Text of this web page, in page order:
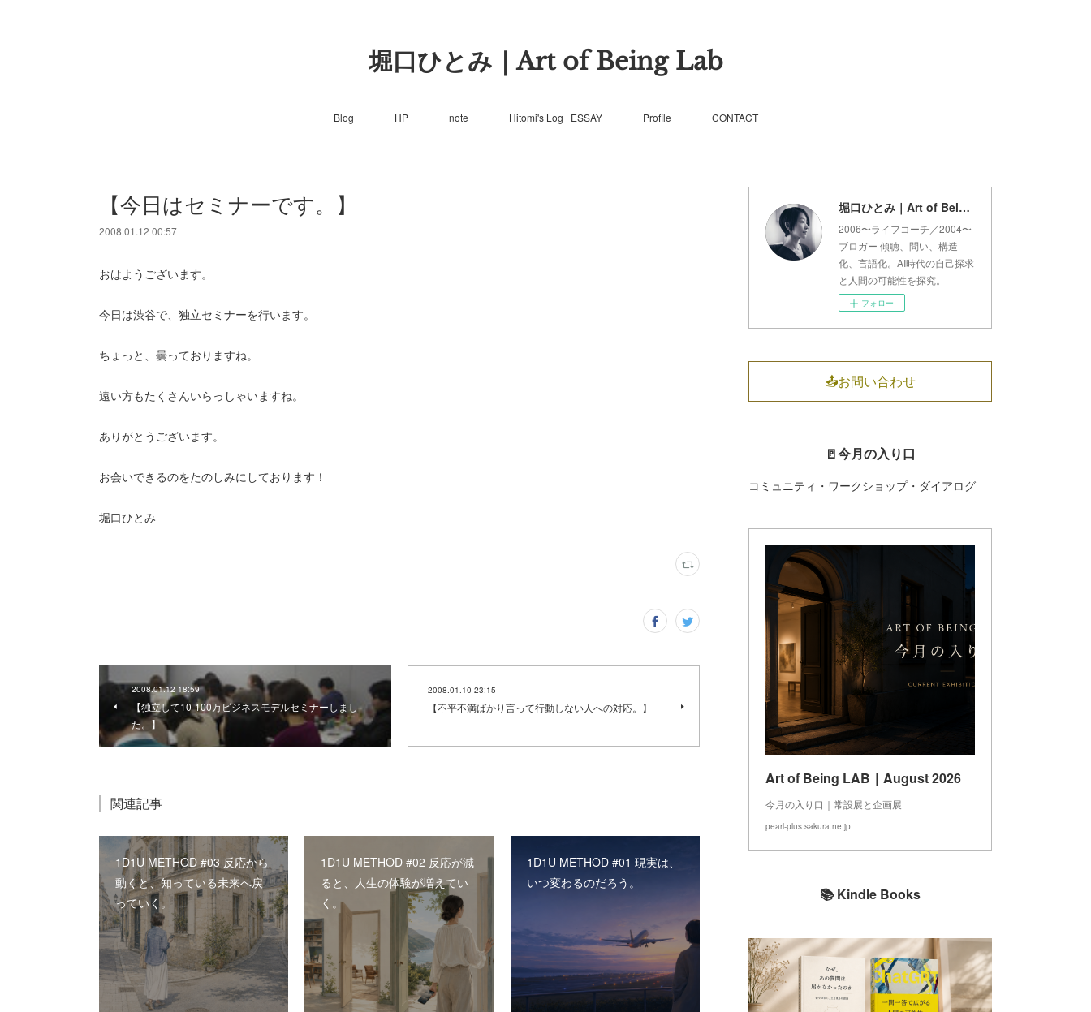
堀口ひとみ｜Art of Being Lab
Blog HP note Hitomi's Log | ESSAY Profile CONTACT
【今日はセミナーです。】
2008.01.12 00:57
おはようございます。
今日は渋谷で、独立セミナーを行います。
ちょっと、曇っておりますね。
遠い方もたくさんいらっしゃいますね。
ありがとうございます。
お会いできるのをたのしみにしております！
堀口ひとみ
2008.01.12 18:59
【独立して10-100万ビジネスモデルセミナーしまし
た。】
2008.01.10 23:15
【不平不満ばかり言って行動しない人への対応。】
関連記事
1D1U METHOD #03 反応から
動くと、知っている未来へ戻
っていく。
1D1U METHOD #02 反応が減
ると、人生の体験が増えてい
く。
1D1U METHOD #01 現実は、
いつ変わるのだろう。
堀口ひとみ｜Art of Being Lab
2006〜ライフコーチ／2004〜
ブロガー 傾聴、問い、構造
化、言語化。AI時代の自己探求
と人間の可能性を探究。
フォロー
📤お問い合わせ
🚪今月の入り口
コミュニティ・ワークショップ・ダイアログ
Art of Being LAB｜August 2026
今月の入り口｜常設展と企画展
pearl-plus.sakura.ne.jp
📚 Kindle Books